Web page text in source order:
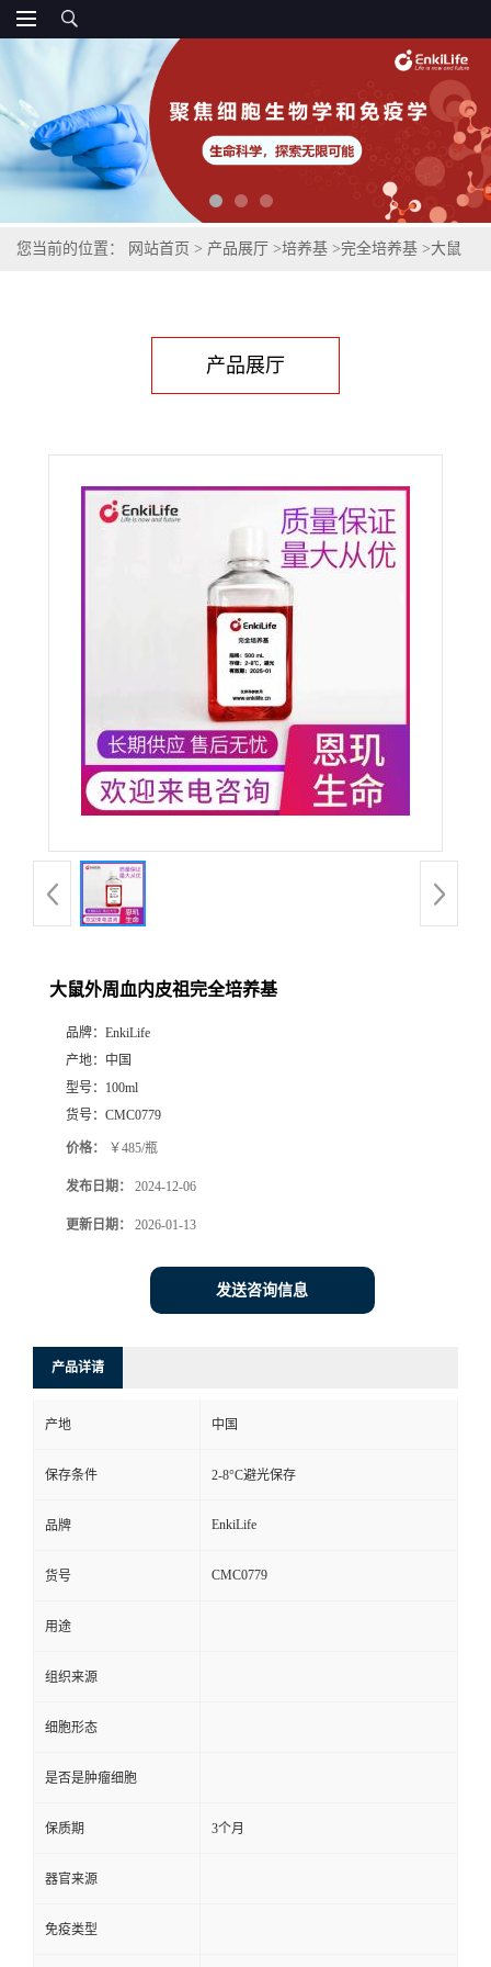
您当前的位置： 网站首页 > 产品展厅 >培养基 >完全培养基 >大鼠
产品展厅
大鼠外周血内皮祖完全培养基
品牌： EnkiLife
产地： 中国
型号： 100ml
货号： CMC0779
价格： ￥485/瓶
发布日期： 2024-12-06
更新日期： 2026-01-13
发送咨询信息
产品详请
产地 中国
保存条件 2-8°C避光保存
品牌 EnkiLife
货号 CMC0779
用途
组织来源
细胞形态
是否是肿瘤细胞
保质期 3个月
器官来源
免疫类型